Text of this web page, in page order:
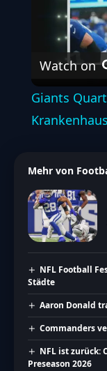
Watch on
Giants
Mehr von
NFL Football
Städte
Aaron Donald
Commanders
NFL ist zurück:
Preseason 2026